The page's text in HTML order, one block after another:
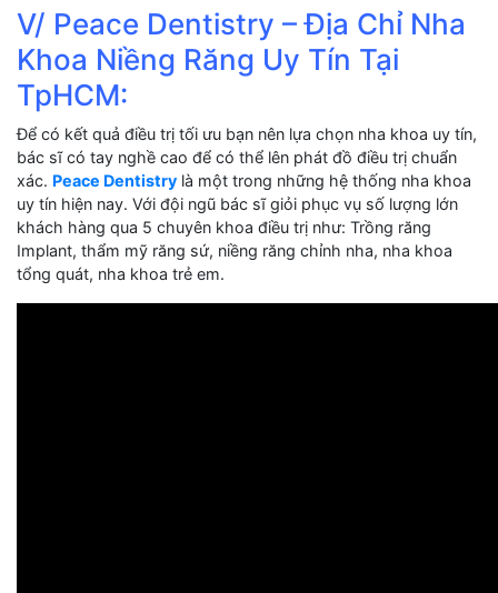
V/ Peace Dentistry – Địa Chỉ Nha
Khoa Niềng Răng Uy Tín Tại
TpHCM:
Để có kết quả điều trị tối ưu bạn nên lựa chọn nha khoa uy tín,
bác sĩ có tay nghề cao để có thể lên phát đồ điều trị chuẩn
xác. Peace Dentistry là một trong những hệ thống nha khoa
uy tín hiện nay. Với đội ngũ bác sĩ giỏi phục vụ số lượng lớn
khách hàng qua 5 chuyên khoa điều trị như: Trồng răng
Implant, thẩm mỹ răng sứ, niềng răng chỉnh nha, nha khoa
tổng quát, nha khoa trẻ em.